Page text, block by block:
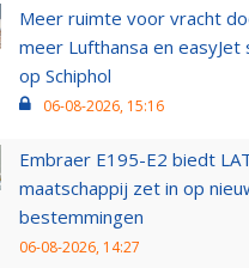
Meer ruimte voor vracht
meer Lufthansa en
op Schiphol
06-08-2026, 15:16
Embraer E195-E2 biedt
maatschappij zet in op
bestemmingen
06-08-2026, 14:27